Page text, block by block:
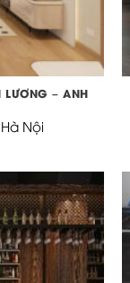
LƯƠNG – ANH
Hà Nội